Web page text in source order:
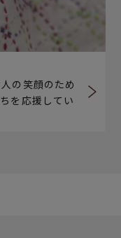
の笑顔のため
を応援してい